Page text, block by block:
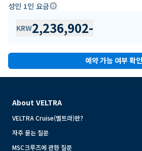
성인 1인 요금info
KRW2,236,902-
예약 가능 여부 확인
About VELTRA
VELTRA Cruise(벨트라)란?
자주 묻는 질문
MSC크루즈에 관한 질문